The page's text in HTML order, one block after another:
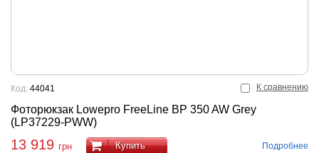
К сравнению
Фоторюкзак Lowepro FreeLine BP 350 AW Grey
(LP37229-PWW)
Код: 44041
13 919 грн Купить Подробнее